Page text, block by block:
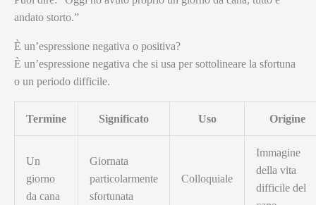
andato storto.”
È un’espressione negativa o positiva?
È un’espressione negativa che si usa per sottolineare la sfortuna
o un periodo difficile.
Termine Significato Uso Origine
Un
giorno
da cana
Giornata
particolarmente
sfortunata
Colloquiale
Immagine
della vita
difficile del